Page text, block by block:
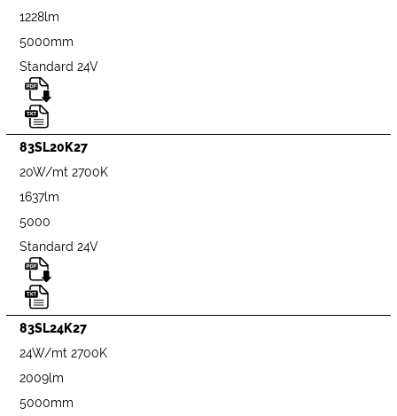
1228lm
5000mm
Standard 24V
83SL20K27
20W/mt 2700K
1637lm
5000
Standard 24V
83SL24K27
24W/mt 2700K
2009lm
5000mm